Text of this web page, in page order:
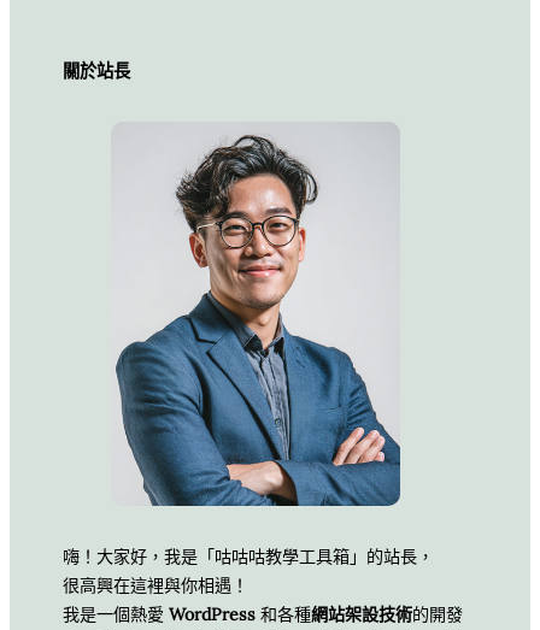
關於站長
嗨！大家好，我是「咕咕咕教學工具箱」的站長，
很高興在這裡與你相遇！
我是一個熱愛 WordPress 和各種網站架設技術的開發